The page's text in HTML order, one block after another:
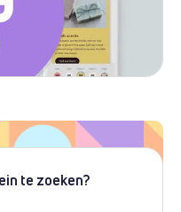
te zoeken?